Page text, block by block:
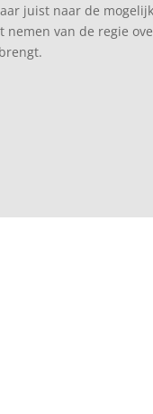
juist naar de
nemen van de regie